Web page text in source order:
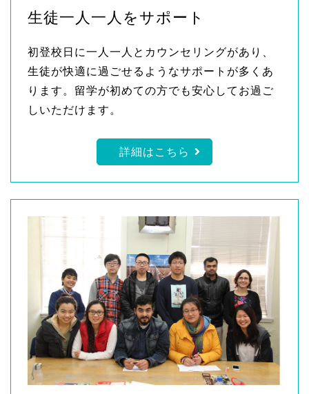
生徒一人一人をサポート
初登校日に一人一人とカウンセリングがあり、
生徒が快適に過ごせるようなサポートが多くあ
ります。留学が初めての方でも安心してお過ご
しいただけます。
詳細はこちら